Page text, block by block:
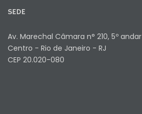
SEDE
Av. Marechal Câmara n° 210, 5º andar
Centro - Rio de Janeiro - RJ
CEP 20.020-080